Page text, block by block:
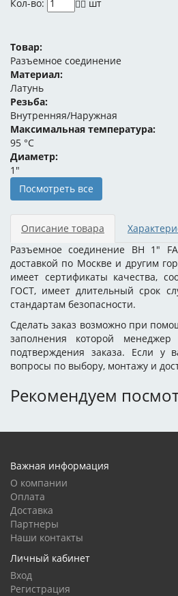
Кол-во:
шт
Товар:
Разъемное соединение
Материал:
Латунь
Резьба:
Внутренняя/Наружная
Максимальная температура:
95 °C
Диаметр:
1"
Посмотреть все
Описание товара
Разъемное соединение ВН 1"
доставкой по Москве и другим
имеет сертификаты качества,
ГОСТ, имеет длительный срок
стандартам безопасности.
Сделать заказ возможно при
заполнения которой
подтверждения заказа. Если у
вопросы по выбору, монтажу и
Рекомендуем
Важная информация
О компании
Оплата
Доставка
Партнеры
Наши контакты
Личный кабинет
Вход
Регистрация